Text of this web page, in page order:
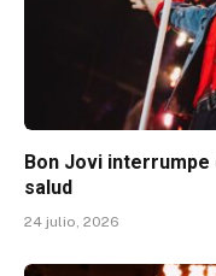
Bon Jovi
salud
24 julio, 2026